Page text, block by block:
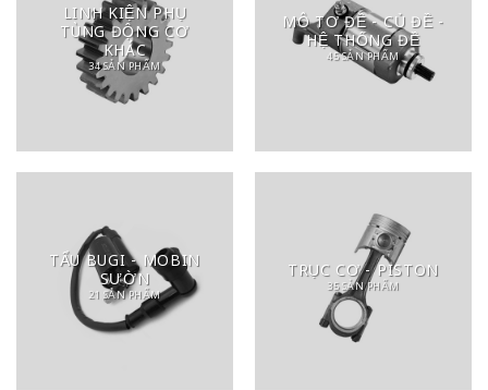
LINH KIỆN PHỤ
TÙNG ĐỘNG CƠ
KHÁC
34 SẢN PHẨM
MÔ TƠ ĐỀ - CỦ ĐỀ -
HỆ THỐNG ĐỀ
45 SẢN PHẨM
TẨU BUGI - MOBIN
SƯỜN
21 SẢN PHẨM
TRỤC CƠ - PISTON
35 SẢN PHẨM